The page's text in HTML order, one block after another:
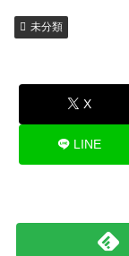
未分類
X
LINE